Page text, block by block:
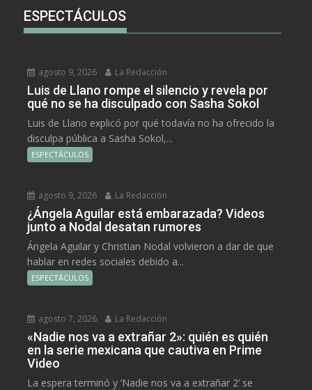
ESPECTÁCULOS
agosto 9, 2026 La Redacción
Luis de Llano rompe el silencio y revela por
qué no se ha disculpado con Sasha Sokol
Luis de Llano explicó por qué todavía no ha ofrecido la
disculpa pública a Sasha Sokol,...
ESPECTÁCULOS
agosto 9, 2026 La Redacción
¿Ángela Aguilar está embarazada? Videos
junto a Nodal desatan rumores
Ángela Aguilar y Christian Nodal volvieron a dar de que
hablar en redes sociales debido a...
ESPECTÁCULOS
agosto 7, 2026 La Redacción
«Nadie nos va a extrañar 2»: quién es quién
en la serie mexicana que cautiva en Prime
Video
La espera terminó y ‘Nadie nos va a extrañar 2’ se